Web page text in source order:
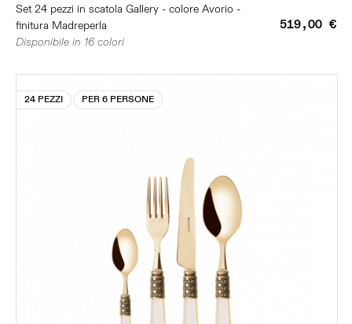
Set 24 pezzi in scatola Gallery - colore Avorio -
finitura Madreperla
519,00 €
Disponibile in 16 colori
24 PEZZI PER 6 PERSONE